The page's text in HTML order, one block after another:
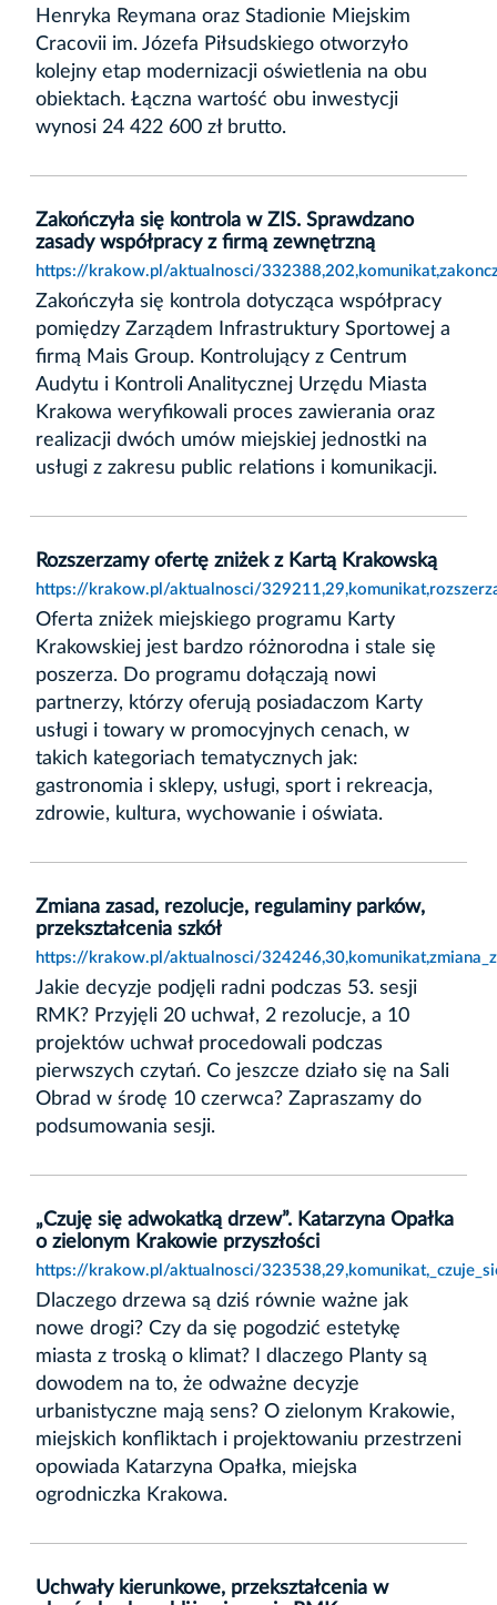
Henryka Reymana oraz Stadionie Miejskim
Cracovii im. Józefa Piłsudskiego otworzyło
kolejny etap modernizacji oświetlenia na obu
obiektach. Łączna wartość obu inwestycji
wynosi 24 422 600 zł brutto.
Zakończyła się kontrola w ZIS. Sprawdzano
zasady współpracy z firmą zewnętrzną
https://krakow.pl/aktualnosci/
Zakończyła się kontrola dotycząca współpracy
pomiędzy Zarządem Infrastruktury Sportowej a
firmą Mais Group. Kontrolujący z Centrum
Audytu i Kontroli Analitycznej Urzędu Miasta
Krakowa weryfikowali proces zawierania oraz
realizacji dwóch umów miejskiej jednostki na
usługi z zakresu public relations i komunikacji.
Rozszerzamy ofertę zniżek z Kartą Krakowską
https://krakow.pl/aktualnosci/
Oferta zniżek miejskiego programu Karty
Krakowskiej jest bardzo różnorodna i stale się
poszerza. Do programu dołączają nowi
partnerzy, którzy oferują posiadaczom Karty
usługi i towary w promocyjnych cenach, w
takich kategoriach tematycznych jak:
gastronomia i sklepy, usługi, sport i rekreacja,
zdrowie, kultura, wychowanie i oświata.
Zmiana zasad, rezolucje, regulaminy parków,
przekształcenia szkół
https://krakow.pl/aktualnosci/
Jakie decyzje podjęli radni podczas 53. sesji
RMK? Przyjęli 20 uchwał, 2 rezolucje, a 10
projektów uchwał procedowali podczas
pierwszych czytań. Co jeszcze działo się na Sali
Obrad w środę 10 czerwca? Zapraszamy do
podsumowania sesji.
„Czuję się adwokatką drzew”. Katarzyna Opałka
o zielonym Krakowie przyszłości
https://krakow.pl/aktualnosci/
Dlaczego drzewa są dziś równie ważne jak
nowe drogi? Czy da się pogodzić estetykę
miasta z troską o klimat? I dlaczego Planty są
dowodem na to, że odważne decyzje
urbanistyczne mają sens? O zielonym Krakowie,
miejskich konfliktach i projektowaniu przestrzeni
opowiada Katarzyna Opałka, miejska
ogrodniczka Krakowa.
Uchwały kierunkowe, przekształcenia w